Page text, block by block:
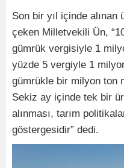
Son bir yıl içinde alınan
çeken Milletvekili Ün,
gümrük vergisiyle 1
yüzde 5 vergiyle 1
gümrükle bir milyon ton
Sekiz ay içinde tek bir
alınması, tarım
göstergesidir” dedi.